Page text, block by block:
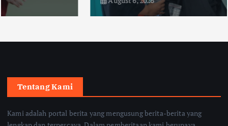
Tentang Kami
Kami adalah portal berita yang mengusung berita-berita yang